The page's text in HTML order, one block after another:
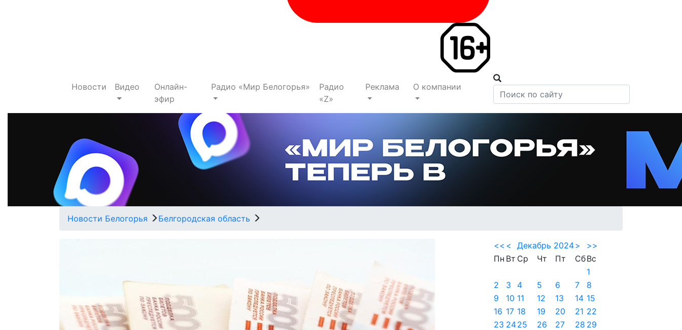
Новости Видео
Онлайн-
эфир
Радио «Мир Белогорья»
Радио
«Z»
Реклама О компании
Новости Белогорья Белгородская область
<< < Декабрь 2024>
>>
Пн Вт Ср Чт Пт СбВс
1
2
3 4 5 6 7
8
9
10 11 12 13 14 15
16 17 18 19 20 21 22
23 2425 26 27 28 29